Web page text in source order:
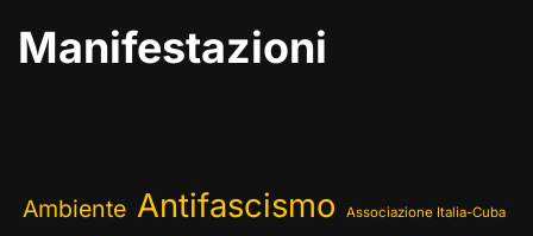
Manifestazioni
Ambiente Antifascismo Associazione Italia-Cuba